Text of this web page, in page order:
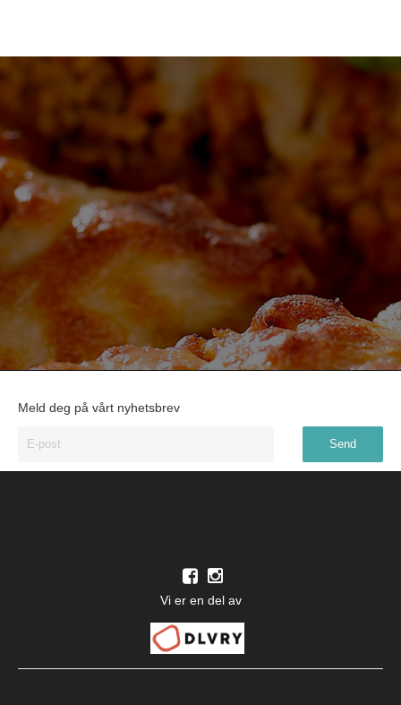
Meld deg på vårt nyhetsbrev
Vi er en del av